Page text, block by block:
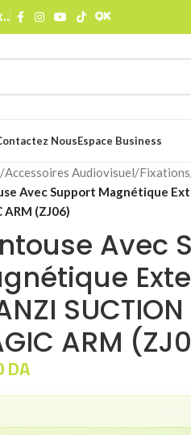
NousEspace Business
/Accessoires Audiovisuel/Fixations
Avec Support Magnétique
ARM (ZJ06)
Avec
ARM
DA